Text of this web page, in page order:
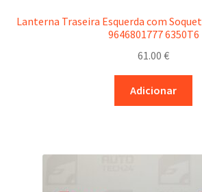
Lanterna Traseira Esquerda com
9646801777 6350T6
61.00 €
Adicionar